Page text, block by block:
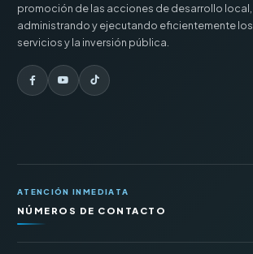
promoción de las acciones de desarrollo local,
administrando y ejecutando eficientemente los
servicios y la inversión pública.
ATENCIÓN INMEDIATA
NÚMEROS DE CONTACTO